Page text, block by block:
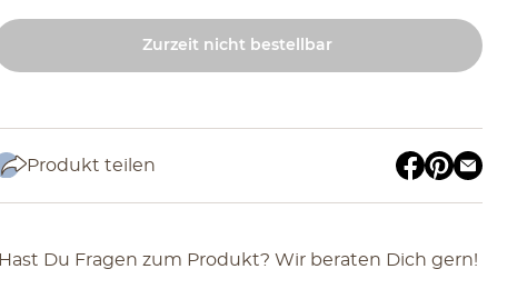
Zurzeit nicht bestellbar
Produkt teilen
Hast Du Fragen zum Produkt? Wir beraten Dich gern!